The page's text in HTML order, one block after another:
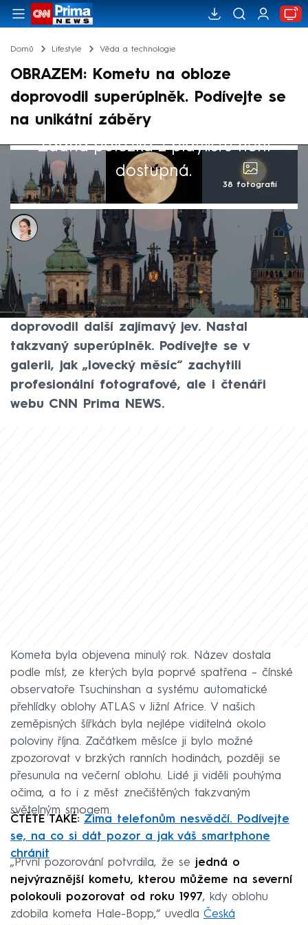
Domů Lifestyle Věda a technologie
OBRAZEM: Kometu na obloze
doprovodil superúplněk. Podívejte se
na unikátní záběry
Žádná položka z playlistu není
dostupná.
38 fotografií
Ivana Syrovátková
18. říj 2024, 10:36
Kometu Tsuchinshan–ATLAS, kterou je
možné na noční obloze pozorovat pouhým
okem zhruba od poloviny října, ve čtvrtek
doprovodil další zajímavý jev. Nastal
takzvaný superúplněk. Podívejte se v
galerii, jak „lovecký měsíc“ zachytili
profesionální fotografové, ale i čtenáři
webu CNN Prima NEWS.
Kometa byla objevena minulý rok. Název dostala
podle míst, ze kterých byla poprvé spatřena – čínské
observatoře Tsuchinshan a systému automatické
přehlídky oblohy ATLAS v Jižní Africe. V našich
zeměpisných šířkách byla nejlépe viditelná okolo
poloviny října. Začátkem měsíce ji bylo možné
zpozorovat v brzkých ranních hodinách, později se
přesunula na večerní oblohu. Lidé ji viděli pouhýma
očima, a to i z měst znečištěných takzvaným
světelným smogem.
ČTĚTE TAKÉ: Zima telefonům nesvědčí. Podívejte
se, na co si dát pozor a jak váš smartphone
chránit
„První pozorování potvrdila, že se jedná o
nejvýraznější kometu, kterou můžeme na severní
polokouli pozorovat od roku 1997, kdy oblohu
zdobila kometa Hale-Bopp,“ uvedla Česká